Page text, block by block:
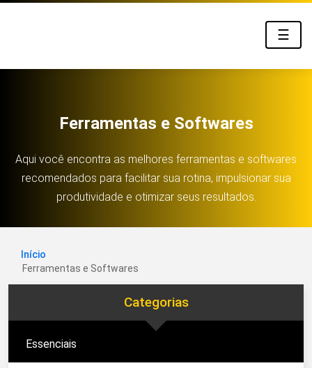
☰
Ferramentas e Softwares
Aqui você encontra as melhores ferramentas e softwares
recomendados para facilitar sua rotina, impulsionar sua
produtividade e otimizar seus resultados.
Início
Ferramentas e Softwares
Categorias
Essenciais